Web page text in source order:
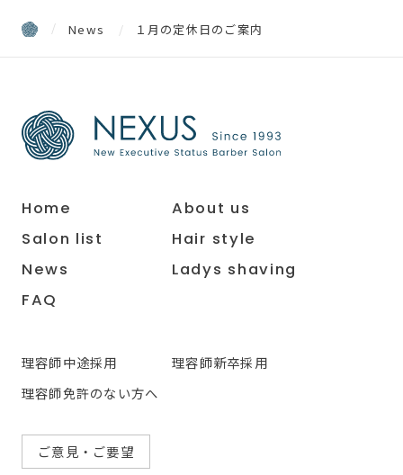
News １月の定休日のご案内
Home
About us
Salon list
Hair style
News
Ladys shaving
FAQ
理容師中途採用
理容師新卒採用
理容師免許のない方へ
ご意見・ご要望